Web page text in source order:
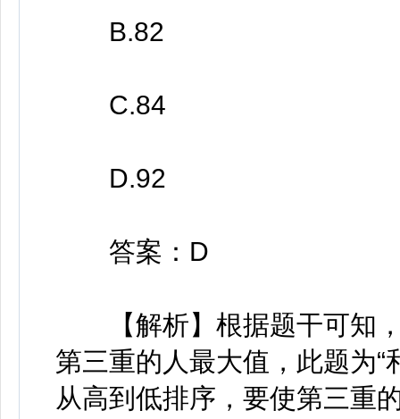
B.82
C.84
D.92
答案：D
【解析】根据题干可知，
第三重的人最大值，此题为
从高到低排序，要使第三重